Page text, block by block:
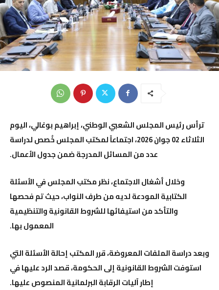
ترأس رئيسالمجلس الشعبي الوطني،إبراهيم بوغالي، اليوم
الثلاثاء 02 جوان 2026، اجتماعاً لمكتب المجلس خُصص لدراسة
عدد من المسائل المدرجة ضمن جدول الأعمال.
وخلال أشغال الاجتماع، نظر مكتب المجلس في الأسئلة
الكتابية المودعة لديه من طرف النواب، حيث تم فحصها
والتأكد من استيفائها للشروط القانونية والتنظيمية
المعمول بها.
وبعد دراسة الملفات المعروضة، قرر المكتب إحالة الأسئلة التي
استوفت الشروط القانونية إلى الحكومة، قصد الرد عليها في
إطار آليات الرقابة البرلمانية المنصوص عليها.